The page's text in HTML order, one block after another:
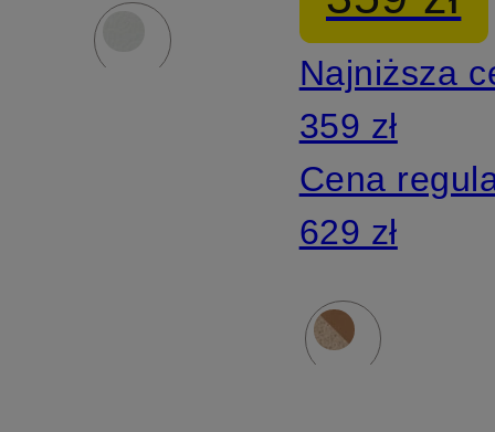
Najniższa
359 zł
Cena
629 zł